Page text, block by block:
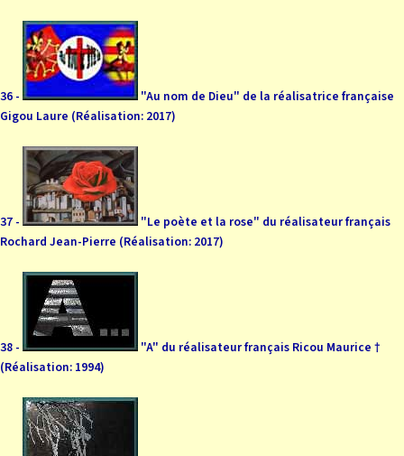
36 -
"Au nom de Dieu" de la réalisatrice française
Gigou Laure (Réalisation: 2017)
37 -
"Le poète et la rose" du réalisateur français
Rochard Jean-Pierre (Réalisation: 2017)
38 -
"A" du réalisateur français Ricou Maurice †
(Réalisation: 1994)